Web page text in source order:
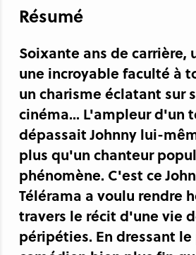
Résumé
Soixante ans de carrière,
une incroyable faculté à
un charisme éclatant sur
cinéma... L'ampleur d'un
dépassait Johnny lui-
plus qu'un chanteur
phénomène. C'est ce
Télérama a voulu rendre
travers le récit d'une vie
péripéties. En dressant